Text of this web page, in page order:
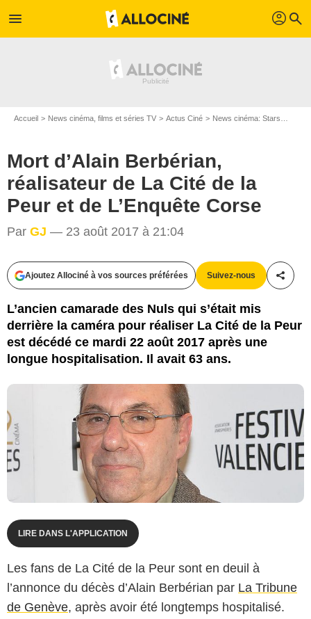
menu profil search
Accueil News cinéma, films et séries TV Actus Ciné News cinéma: Stars
Mort d’Alain Berbérian,
réalisateur de La Cité de la
Peur et de L’Enquête Corse
Par GJ — 23 août 2017 à 21:04
Ajoutez Allociné à vos sources préférées Suivez-nous
L’ancien camarade des Nuls qui s’était mis
derrière la caméra pour réaliser La Cité de la Peur
est décédé ce mardi 22 août 2017 après une
longue hospitalisation. Il avait 63 ans.
VEEREN / BESTIMAGE
LIRE DANS L'APPLICATION
Les fans de La Cité de la Peur sont en deuil à
l’annonce du décès d’Alain Berbérian par La Tribune
de Genève, après avoir été longtemps hospitalisé.